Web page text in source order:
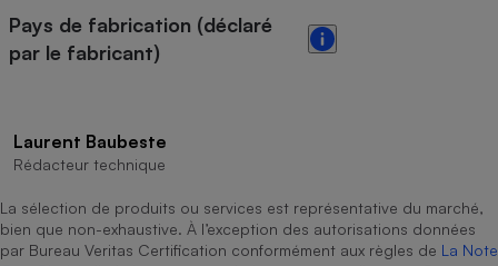
Pays de fabrication (déclaré
par le fabricant)
Laurent Baubeste
Rédacteur technique
La sélection de produits ou services est représentative du marché,
bien que non-exhaustive. À l’exception des autorisations données
par Bureau Veritas Certification conformément aux règles de La Note